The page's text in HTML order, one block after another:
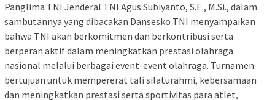
Panglima TNI Jenderal TNI Agus Subiyanto, S.E., M.Si., dalam
sambutannya yang dibacakan Dansesko TNI menyampaikan
bahwa TNI akan berkomitmen dan berkontribusi serta
berperan aktif dalam meningkatkan prestasi olahraga
nasional melalui berbagai event-event olahraga. Turnamen
bertujuan untuk mempererat tali silaturahmi, kebersamaan
dan meningkatkan prestasi serta sportivitas para atlet,